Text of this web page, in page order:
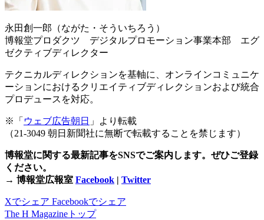
永田創一郎（ながた・そういちろう）
博報堂プロダクツ デジタルプロモーション事業本部 エグ
ゼクティブディレクター
テクニカルディレクションを基軸に、オンラインコミュニケ
ーションにおけるクリエイティブディレクションおよび統合
プロデュースを対応。
※「 ウェブ広告朝日 」より転載
（21-3049 朝日新聞社に無断で転載することを禁じます）
博報堂に関する最新記事をSNSでご案内します。ぜひご登録
ください。
→ 博報堂広報室 Facebook | Twitter
Xでシェア Facebookでシェア
The H Magazineトップ